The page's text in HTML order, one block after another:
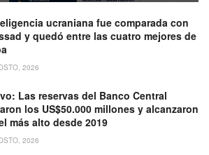
ucraniana fue comparada con
y quedó entre las cuatro mejores de
2026
Las reservas del Banco Central
los US$50.000 millones y alcanzaron
más alto desde 2019
2026